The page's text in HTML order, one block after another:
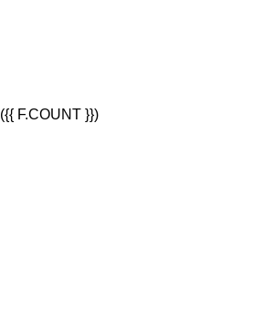
({{ F.COUNT }})